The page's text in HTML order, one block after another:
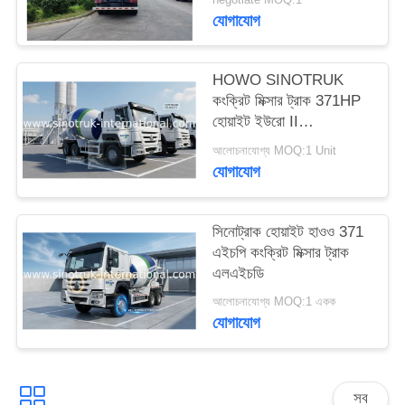
গোপনীয়তা
নীতি
যোগাযোগ
HOWO SINOTRUK
কংক্রিট মিক্সার ট্রাক 371HP
হোয়াইট ইউরো II
ZZ1257N3841W
আলোচনাযোগ্য MOQ:1 Unit
যোগাযোগ
সিনোট্রাক হোয়াইট হাওও 371
এইচপি কংক্রিট মিক্সার ট্রাক
এলএইচডি
আলোচনাযোগ্য MOQ:1 একক
যোগাযোগ
সব